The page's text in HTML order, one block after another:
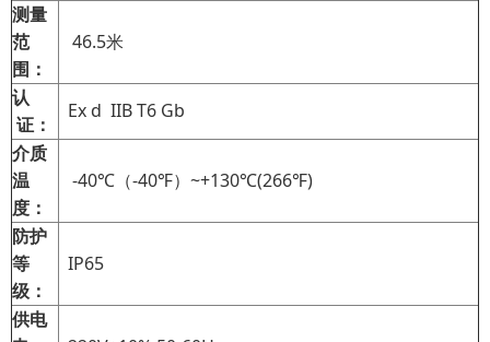
测量
范
围：
46.5米
认
证：
Ex d IIB T6 Gb
介质
温
度：
-40℃（-40℉）~+130℃(266℉)
防护
等
级：
IP65
供电